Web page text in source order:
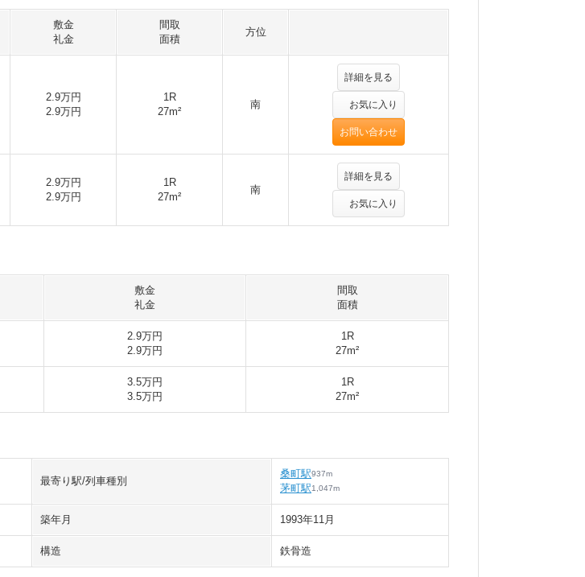
敷金
礼金
間取
面積
方位
2.9万円
2.9万円
1R
27m²
南
詳細を見る
お気に入り
お問い合わせ
2.9万円
2.9万円
1R
27m²
南
詳細を見る
お気に入り
敷金
礼金
間取
面積
2.9万円
2.9万円
1R
27m²
3.5万円
3.5万円
1R
27m²
最寄り駅/列車種別
桑町駅937m
茅町駅1,047m
築年月 1993年11月
構造 鉄骨造